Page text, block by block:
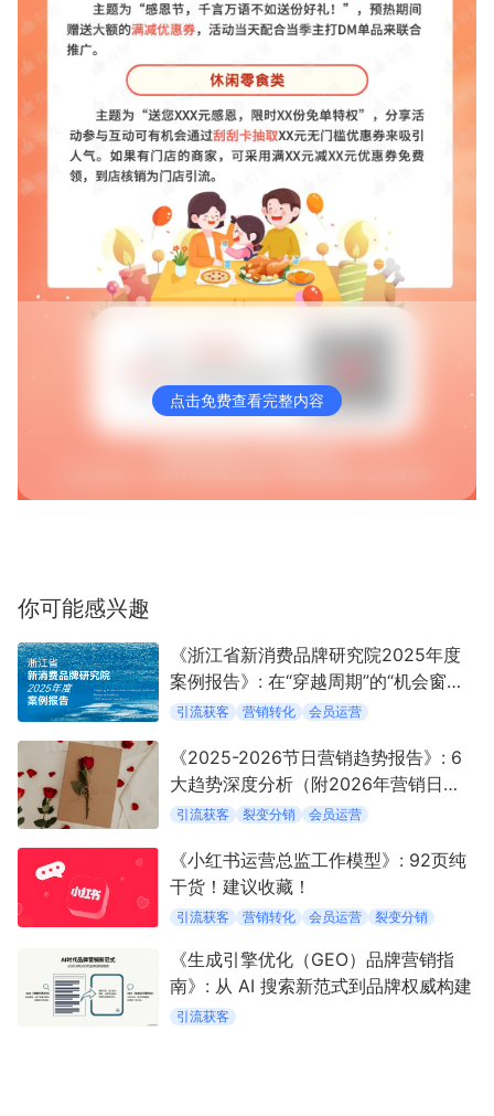
点击免费查看完整内容
你可能感兴趣
《浙江省新消费品牌研究院2025年度
案例报告》: 在“穿越周期”的“机会窗口”
中定义新消费
引流获客 营销转化 会员运营
《2025-2026节日营销趋势报告》: 6
大趋势深度分析（附2026年营销日
历）
引流获客 裂变分销 会员运营
《小红书运营总监工作模型》: 92页纯
干货！建议收藏！
引流获客 营销转化 会员运营 裂变分销
《生成引擎优化（GEO）品牌营销指
南》: 从 AI 搜索新范式到品牌权威构建
引流获客